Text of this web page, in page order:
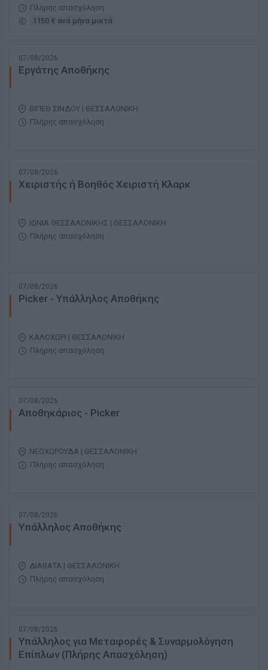
Πλήρης απασχόληση
1150 € ανά μήνα μικτά
07/08/2026
Εργάτης Αποθήκης
ΒΙΠΕΘ ΣΙΝΔΟΥ | ΘΕΣΣΑΛΟΝΙΚΗ
Πλήρης απασχόληση
07/08/2026
Χειριστής ή Βοηθός Χειριστή Κλαρκ
ΙΩΝΙΑ ΘΕΣΣΑΛΟΝΙΚΗΣ | ΘΕΣΣΑΛΟΝΙΚΗ
Πλήρης απασχόληση
07/08/2026
Picker - Υπάλληλος Αποθήκης
ΚΑΛΟΧΩΡΙ | ΘΕΣΣΑΛΟΝΙΚΗ
Πλήρης απασχόληση
07/08/2026
Αποθηκάριος - Picker
ΝΕΟΧΩΡΟΥΔΑ | ΘΕΣΣΑΛΟΝΙΚΗ
Πλήρης απασχόληση
07/08/2026
Υπάλληλος Αποθήκης
ΔΙΑΒΑΤΑ | ΘΕΣΣΑΛΟΝΙΚΗ
Πλήρης απασχόληση
07/08/2026
Υπάλληλος για Μεταφορές & Συναρμολόγηση
Επίπλων (Πλήρης Απασχόληση)